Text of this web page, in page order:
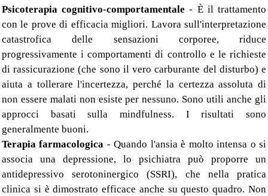
Psicoterapia cognitivo-comportamentale - È il trattamento
con le prove di efficacia migliori. Lavora sull'interpretazione
catastrofica delle sensazioni corporee, riduce
progressivamente i comportamenti di controllo e le richieste
di rassicurazione (che sono il vero carburante del disturbo) e
aiuta a tollerare l'incertezza, perché la certezza assoluta di
non essere malati non esiste per nessuno. Sono utili anche gli
approcci basati sulla mindfulness. I risultati sono
generalmente buoni.
Terapia farmacologica - Quando l'ansia è molto intensa o si
associa una depressione, lo psichiatra può proporre un
antidepressivo serotoninergico (SSRI), che nella pratica
clinica si è dimostrato efficace anche su questo quadro. Non